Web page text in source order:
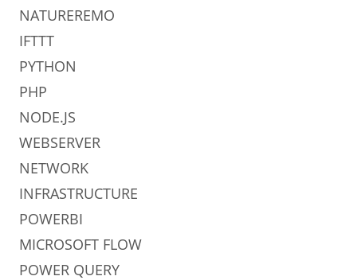
NATUREREMO
IFTTT
PYTHON
PHP
NODE.JS
WEBSERVER
NETWORK
INFRASTRUCTURE
POWERBI
MICROSOFT FLOW
POWER QUERY